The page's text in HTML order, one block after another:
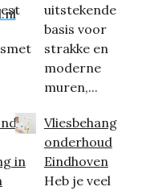
in
uitstekende
basis voor
strakke en
moderne
muren,...
Vliesbehang
onderhoud
Eindhoven
Heb je veel